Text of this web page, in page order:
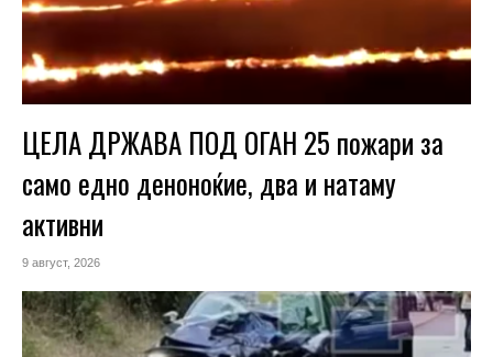
ЦЕЛА ДРЖАВА ПОД ОГАН 25 пожари за
само едно деноноќие, два и натаму
активни
9 август, 2026